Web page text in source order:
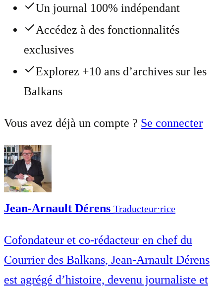
Un journal 100% indépendant
Accédez à des fonctionnalités
exclusives
Explorez +10 ans d’archives sur les
Balkans
Vous avez déjà un compte ? Se connecter
Jean-Arnault Dérens Traducteur⋅rice
Cofondateur et co-rédacteur en chef du
Courrier des Balkans, Jean-Arnault Dérens
est agrégé d’histoire, devenu journaliste et